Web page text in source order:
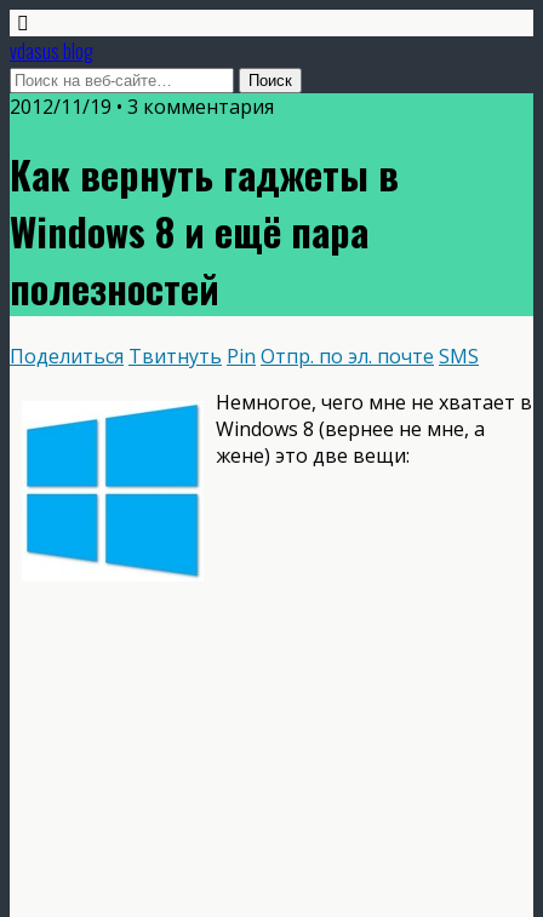
vdasus blog
2012/11/19 • 3 комментария
Как вернуть гаджеты в
Windows 8 и ещё пара
полезностей
Поделиться Твитнуть Pin Отпр. по эл. почте SMS
Немногое, чего мне не хватает в
Windows 8 (вернее не мне, а
жене) это две вещи: